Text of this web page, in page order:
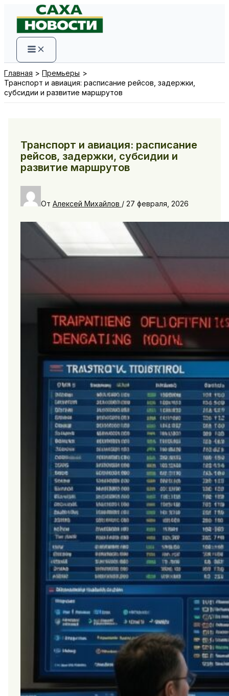
содержимому
Главная
Премьеры
Транспорт и авиация: расписание рейсов, задержки,
субсидии и развитие маршрутов
Транспорт и авиация: расписание
рейсов, задержки, субсидии и
развитие маршрутов
От Алексей Михайлов / 27 февраля, 2026